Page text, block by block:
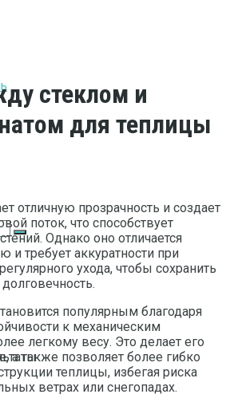
стеклом и
для теплицы
отличную прозрачность и создает
поток, что способствует
Однако оно отличается
и требует аккуратности при
ухода, чтобы сохранить
популярным благодаря
к механическим
легкому весу. Это делает его
также позволяет более гибко
теплицы, избегая риска
ветрах или снегопадах.